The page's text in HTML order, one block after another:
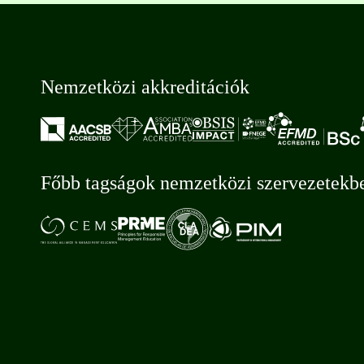
Nemzetközi akkreditációk
Főbb tagságok nemzetközi